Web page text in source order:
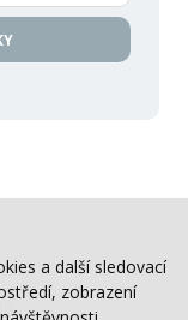
a další sledovací
zobrazení